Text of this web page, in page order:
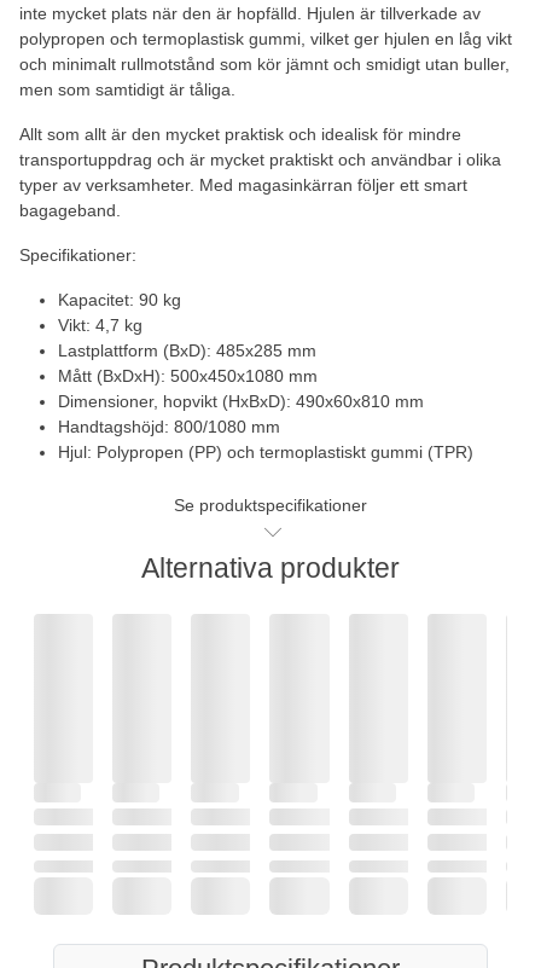
inte mycket plats när den är hopfälld. Hjulen är tillverkade av
polypropen och termoplastisk gummi, vilket ger hjulen en låg vikt
och minimalt rullmotstånd som kör jämnt och smidigt utan buller,
men som samtidigt är tåliga.
Allt som allt är den mycket praktisk och idealisk för mindre
transportuppdrag och är mycket praktiskt och användbar i olika
typer av verksamheter. Med magasinkärran följer ett smart
bagageband.
Specifikationer:
Kapacitet: 90 kg
Vikt: 4,7 kg
Lastplattform (BxD): 485x285 mm
Mått (BxDxH): 500x450x1080 mm
Dimensioner, hopvikt (HxBxD): 490x60x810 mm
Handtagshöjd: 800/1080 mm
Hjul: Polypropen (PP) och termoplastiskt gummi (TPR)
Se produktspecifikationer
Alternativa produkter